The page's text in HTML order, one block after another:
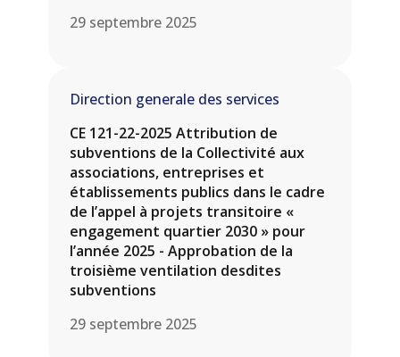
29 septembre 2025
Direction generale des services
CE 121-22-2025 Attribution de
subventions de la Collectivité aux
associations, entreprises et
établissements publics dans le cadre
de l’appel à projets transitoire «
engagement quartier 2030 » pour
l’année 2025 - Approbation de la
troisième ventilation desdites
subventions
29 septembre 2025